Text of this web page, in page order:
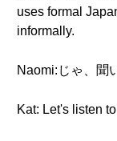
uses formal
informally.
Naomi:じゃ、聞
Kat: Let's listen